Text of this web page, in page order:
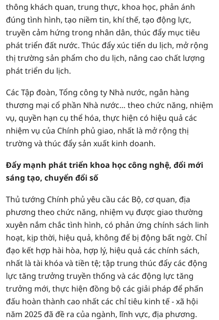
thông khách quan, trung thực, khoa học, phản ánh
đúng tình hình, tạo niềm tin, khí thế, tạo động lực,
truyền cảm hứng trong nhân dân, thúc đẩy mục tiêu
phát triển đất nước. Thúc đẩy xúc tiến du lịch, mở rộng
thị trường sản phẩm cho du lịch, nâng cao chất lượng
phát triển du lịch.
Các Tập đoàn, Tổng công ty Nhà nước, ngân hàng
thương mại cổ phần Nhà nước… theo chức năng, nhiệm
vụ, quyền hạn cụ thể hóa, thực hiện có hiệu quả các
nhiệm vụ của Chính phủ giao, nhất là mở rộng thị
trường và thúc đẩy sản xuất kinh doanh.
Đẩy mạnh phát triển khoa học công nghệ, đổi mới
sáng tạo, chuyển đổi số
Thủ tướng Chính phủ yêu cầu các Bộ, cơ quan, địa
phương theo chức năng, nhiệm vụ được giao thường
xuyên nắm chắc tình hình, có phản ứng chính sách linh
hoạt, kịp thời, hiệu quả, không để bị động bất ngờ. Chỉ
đạo kết hợp hài hòa, hợp lý, hiệu quả các chính sách,
nhất là tài khóa và tiền tệ; tập trung thúc đẩy các động
lực tăng trưởng truyền thống và các động lực tăng
trưởng mới, thực hiện đồng bộ các giải pháp để phấn
đấu hoàn thành cao nhất các chỉ tiêu kinh tế - xã hội
năm 2025 đã đề ra của ngành, lĩnh vực, địa phương.